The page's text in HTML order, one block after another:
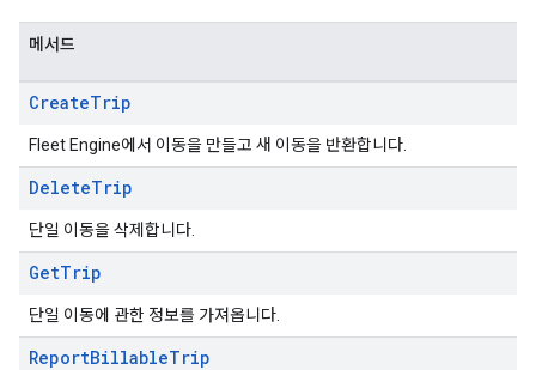
메서드
CreateTrip
Fleet Engine에서 이동을 만들고 새 이동을 반환합니다.
DeleteTrip
단일 이동을 삭제합니다.
GetTrip
단일 이동에 관한 정보를 가져옵니다.
ReportBillableTrip